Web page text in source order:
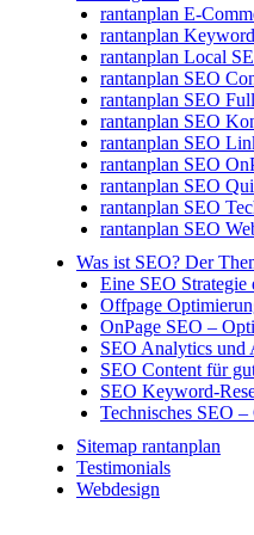
rantanplan E-
rantanplan
rantanplan Local
rantanplan SEO
rantanplan SEO
rantanplan SEO
rantanplan SEO
rantanplan SEO
rantanplan SEO
rantanplan SEO
rantanplan SEO
Was ist SEO? Der
Eine SEO
Offpage
OnPage SEO –
SEO Analytics und
SEO Content für
SEO Keyword-
Technisches SEO
Sitemap rantanplan
Testimonials
Webdesign